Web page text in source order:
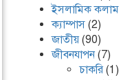
ইসলামিক কলাম
ক্যাম্পাস (2)
জাতীয়(90)
জীবনযাপন(7)
চাকরি (1)